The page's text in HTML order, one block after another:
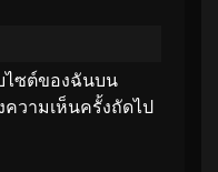
ไซต์ของฉันบน
ความเห็นครั้งถัดไป